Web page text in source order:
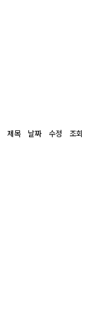
제목 날짜 수정 조회